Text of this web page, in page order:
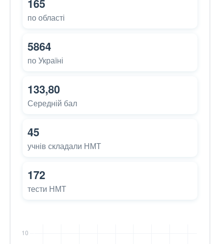
165
по області
5864
по Україні
133,80
Середній бал
45
учнів складали НМТ
172
тести НМТ